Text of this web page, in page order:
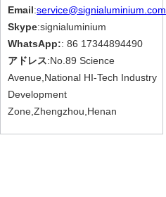
Email:service@signialuminium.com
Skype:signialuminium
WhatsApp:: 86 17344894490
アドレス:No.89 Science
Avenue,National HI-Tech Industry
Development
Zone,Zhengzhou,Henan